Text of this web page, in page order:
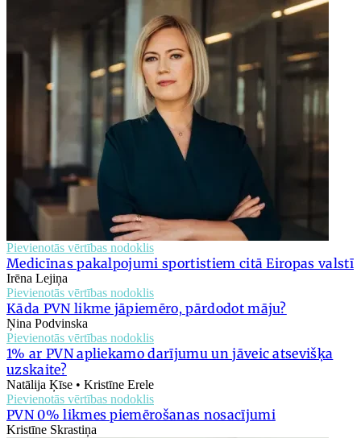
Pievienotās vērtības nodoklis
Medicīnas pakalpojumi sportistiem citā Eiropas valstī
Irēna Lejiņa
Pievienotās vērtības nodoklis
Kāda PVN likme jāpiemēro, pārdodot māju?
Ņina Podvinska
Pievienotās vērtības nodoklis
1% ar PVN apliekamo darījumu un jāveic atsevišķa
uzskaite?
Natālija Ķīse • Kristīne Erele
Pievienotās vērtības nodoklis
PVN 0% likmes piemērošanas nosacījumi
Kristīne Skrastiņa